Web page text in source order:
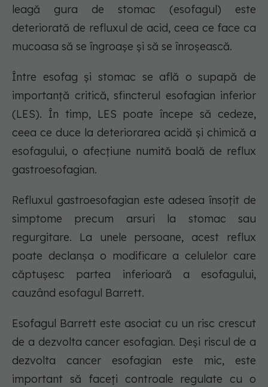
leagă gura de stomac (esofagul) este
deteriorată de refluxul de acid, ceea ce face ca
mucoasa să se îngroașe și să se înroșească.
Între esofag și stomac se află o supapă de
importanță critică, sfincterul esofagian inferior
(LES). În timp, LES poate începe să cedeze,
ceea ce duce la deteriorarea acidă și chimică a
esofagului, o afecțiune numită boală de reflux
gastroesofagian.
Refluxul gastroesofagian este adesea însoțit de
simptome precum arsuri la stomac sau
regurgitare. La unele persoane, acest reflux
poate declanșa o modificare a celulelor care
căptușesc partea inferioară a esofagului,
cauzând esofagul Barrett.
Esofagul Barrett este asociat cu un risc crescut
de a dezvolta cancer esofagian. Deși riscul de a
dezvolta cancer esofagian este mic, este
important să faceți controale regulate cu o